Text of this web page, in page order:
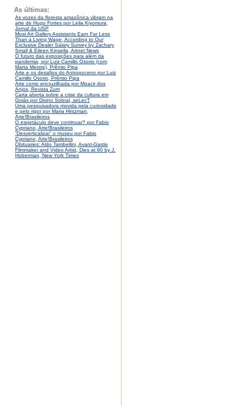
As últimas:
As vozes da floresta amazônica vibram na
arte de Hugo Fortes por Leila Kiyomura,
Jornal da USP
Most Art Gallery Assistants Earn Far Less
Than a Living Wage, According to Our
Exclusive Dealer Salary Survey by Zachary
Small & Eileen Kinsella, Artnet News
O futuro das exposições para além da
pandemia, por Luiz Camillo Osorio (com
Marta Mestre), Prêmio Pipa
Arte e os desafios do Antropoceno por Luiz
Camillo Osorio, Prêmio Pipa
Arte como encruzilhada por Moacir dos
Anjos, Revista Zum
Carta aberta sobre a crise da cultura em
Goiás por Divino Sobral, seLecT
Uma pesquisadora movida pela curiosidade
e pelo rigor por Maria Hirszman,
Arte!Brasileiros
O espetáculo deve continuar? por Fabio
Cypriano, Arte!Brasileiros
“Desverticalizar” o museu por Fabio
Cypriano, Arte!Brasileiros
Obituaries: Aldo Tambellini, Avant-Garde
Filmmaker and Video Artist, Dies at 90 by J.
Hoberman, New York Times